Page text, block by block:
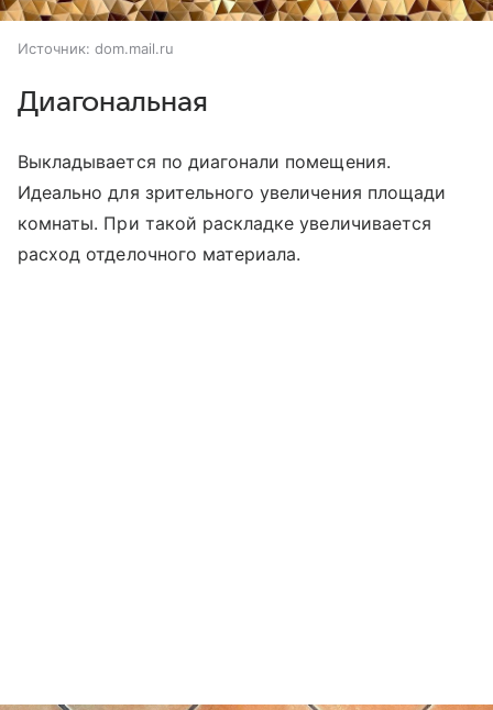
Источник: dom.mail.ru
Диагональная
Выкладывается по диагонали помещения.
Идеально для зрительного увеличения площади
комнаты. При такой раскладке увеличивается
расход отделочного материала.